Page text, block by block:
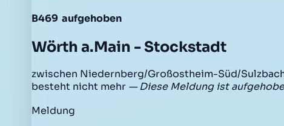
B469 aufgehoben
Wörth a.Main - Stockstadt
zwischen Niedernberg/Großostheim-Süd/
besteht nicht mehr — Diese Meldung ist
Meldung